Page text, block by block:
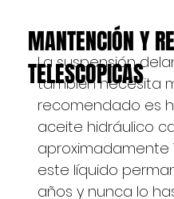
La suspensión
también necesita
recomendado es
aceite hidráulico
aproximadamente
este líquido
años y nunca lo
MANTENCIÓN Y
TELESCOPICAS